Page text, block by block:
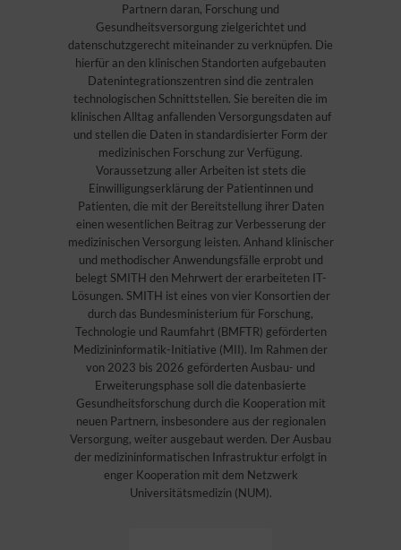
Partnern daran, Forschung und
Gesundheitsversorgung zielgerichtet und
datenschutzgerecht miteinander zu verknüpfen. Die
hierfür an den klinischen Standorten aufgebauten
Datenintegrationszentren sind die zentralen
technologischen Schnittstellen. Sie bereiten die im
klinischen Alltag anfallenden Versorgungsdaten auf
und stellen die Daten in standardisierter Form der
medizinischen Forschung zur Verfügung.
Voraussetzung aller Arbeiten ist stets die
Einwilligungserklärung der Patientinnen und
Patienten, die mit der Bereitstellung ihrer Daten
einen wesentlichen Beitrag zur Verbesserung der
medizinischen Versorgung leisten. Anhand klinischer
und methodischer Anwendungsfälle erprobt und
belegt SMITH den Mehrwert der erarbeiteten IT-
Lösungen. SMITH ist eines von vier Konsortien der
durch das Bundesministerium für Forschung,
Technologie und Raumfahrt (BMFTR) geförderten
Medizininformatik-Initiative (MII). Im Rahmen der
von 2023 bis 2026 geförderten Ausbau- und
Erweiterungsphase soll die datenbasierte
Gesundheitsforschung durch die Kooperation mit
neuen Partnern, insbesondere aus der regionalen
Versorgung, weiter ausgebaut werden. Der Ausbau
der medizininformatischen Infrastruktur erfolgt in
enger Kooperation mit dem Netzwerk
Universitätsmedizin (NUM).